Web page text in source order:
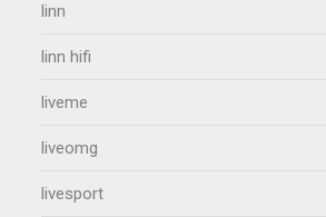
linn
linn hifi
liveme
liveomg
livesport